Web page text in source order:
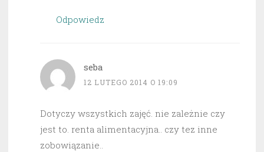
Odpowiedz
seba
12 LUTEGO 2014 O 19:09
Dotyczy wszystkich zajęć. nie zależnie czy
jest to. renta alimentacyjna.. czy tez inne
zobowiązanie..